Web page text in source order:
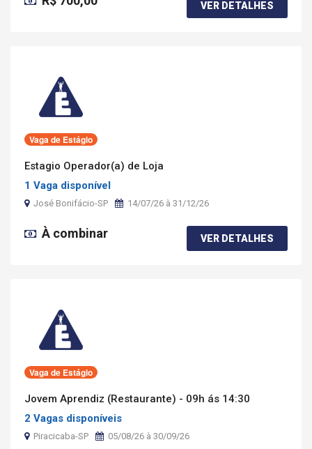
VER DETALHES
Vaga de Estágio
Estagio Operador(a) de Loja
1 Vaga disponível
José Bonifácio-SP 14/07/26 à 31/12/26
À combinar VER DETALHES
Vaga de Estágio
Jovem Aprendiz (Restaurante) - 09h ás 14:30
2 Vagas disponíveis
Piracicaba-SP 05/08/26 à 30/09/26